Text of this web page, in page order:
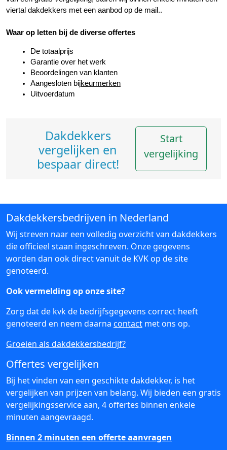
viertal dakdekkers met een aanbod op de mail..
Waar op letten bij de diverse offertes
De totaalprijs
Garantie over het werk
Beoordelingen van klanten
Aangesloten bijkeurmerken
Uitvoerdatum
Dakdekkers
vergelijken en
bespaar direct!
Start
vergelijking
Dakdekkersbedrijven in Nederland
Wij streven naar een volledig overzicht van dakdekkers
die officieel staan ingeschreven. Onze gegevens
worden dan ook direct vanuit de KVK op de site
genoteerd.
Ook vermelding op onze site?
Zorg dat de kvk de bedrijfsgegevens correct heeft
genoteerd en neem daarna contact met ons op.
Groeien als dakdekkersbedrijf?
Offertes vergelijken
Bij het vinden van een geschikte dakdekker, is het
vergelijken van prijzen van belang. Wij bieden een gratis
vergelijkingsservice aan, 4 offertes binnen enkele
minuten aangevraagd.
Binnen 2 minuten een offerte aanvragen